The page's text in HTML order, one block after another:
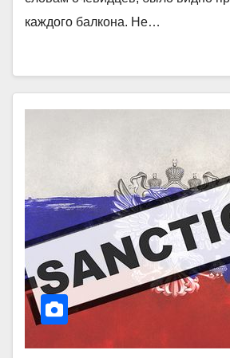
каждого балкона. Не…